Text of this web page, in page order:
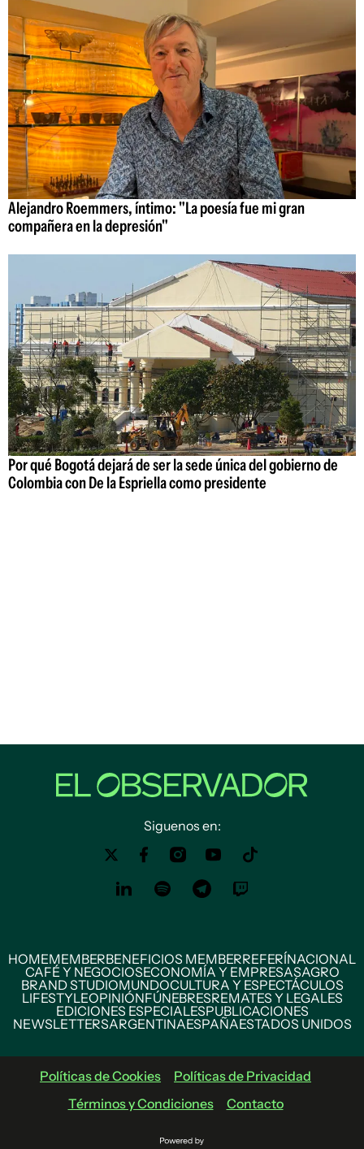
Alejandro Roemmers, íntimo: "La poesía fue mi gran
compañera en la depresión"
Por qué Bogotá dejará de ser la sede única del gobierno de
Colombia con De la Espriella como presidente
Siguenos en:
HOMEMEMBERBENEFICIOS MEMBERREFERÍNACIONAL
CAFÉ Y NEGOCIOSECONOMÍA Y EMPRESASAGRO
BRAND STUDIOMUNDOCULTURA Y ESPECTÁCULOS
LIFESTYLEOPINIÓNFÚNEBRESREMATES Y LEGALES
EDICIONES ESPECIALESPUBLICACIONES
NEWSLETTERSARGENTINAESPAÑAESTADOS UNIDOS
Políticas de Cookies
Políticas de Privacidad
Términos y Condiciones
Contacto